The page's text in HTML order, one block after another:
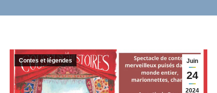
Juin
24
2024
Contes et légendes